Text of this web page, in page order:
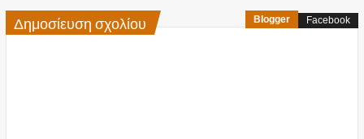
Δημοσίευση σχολίου Blogger Facebook